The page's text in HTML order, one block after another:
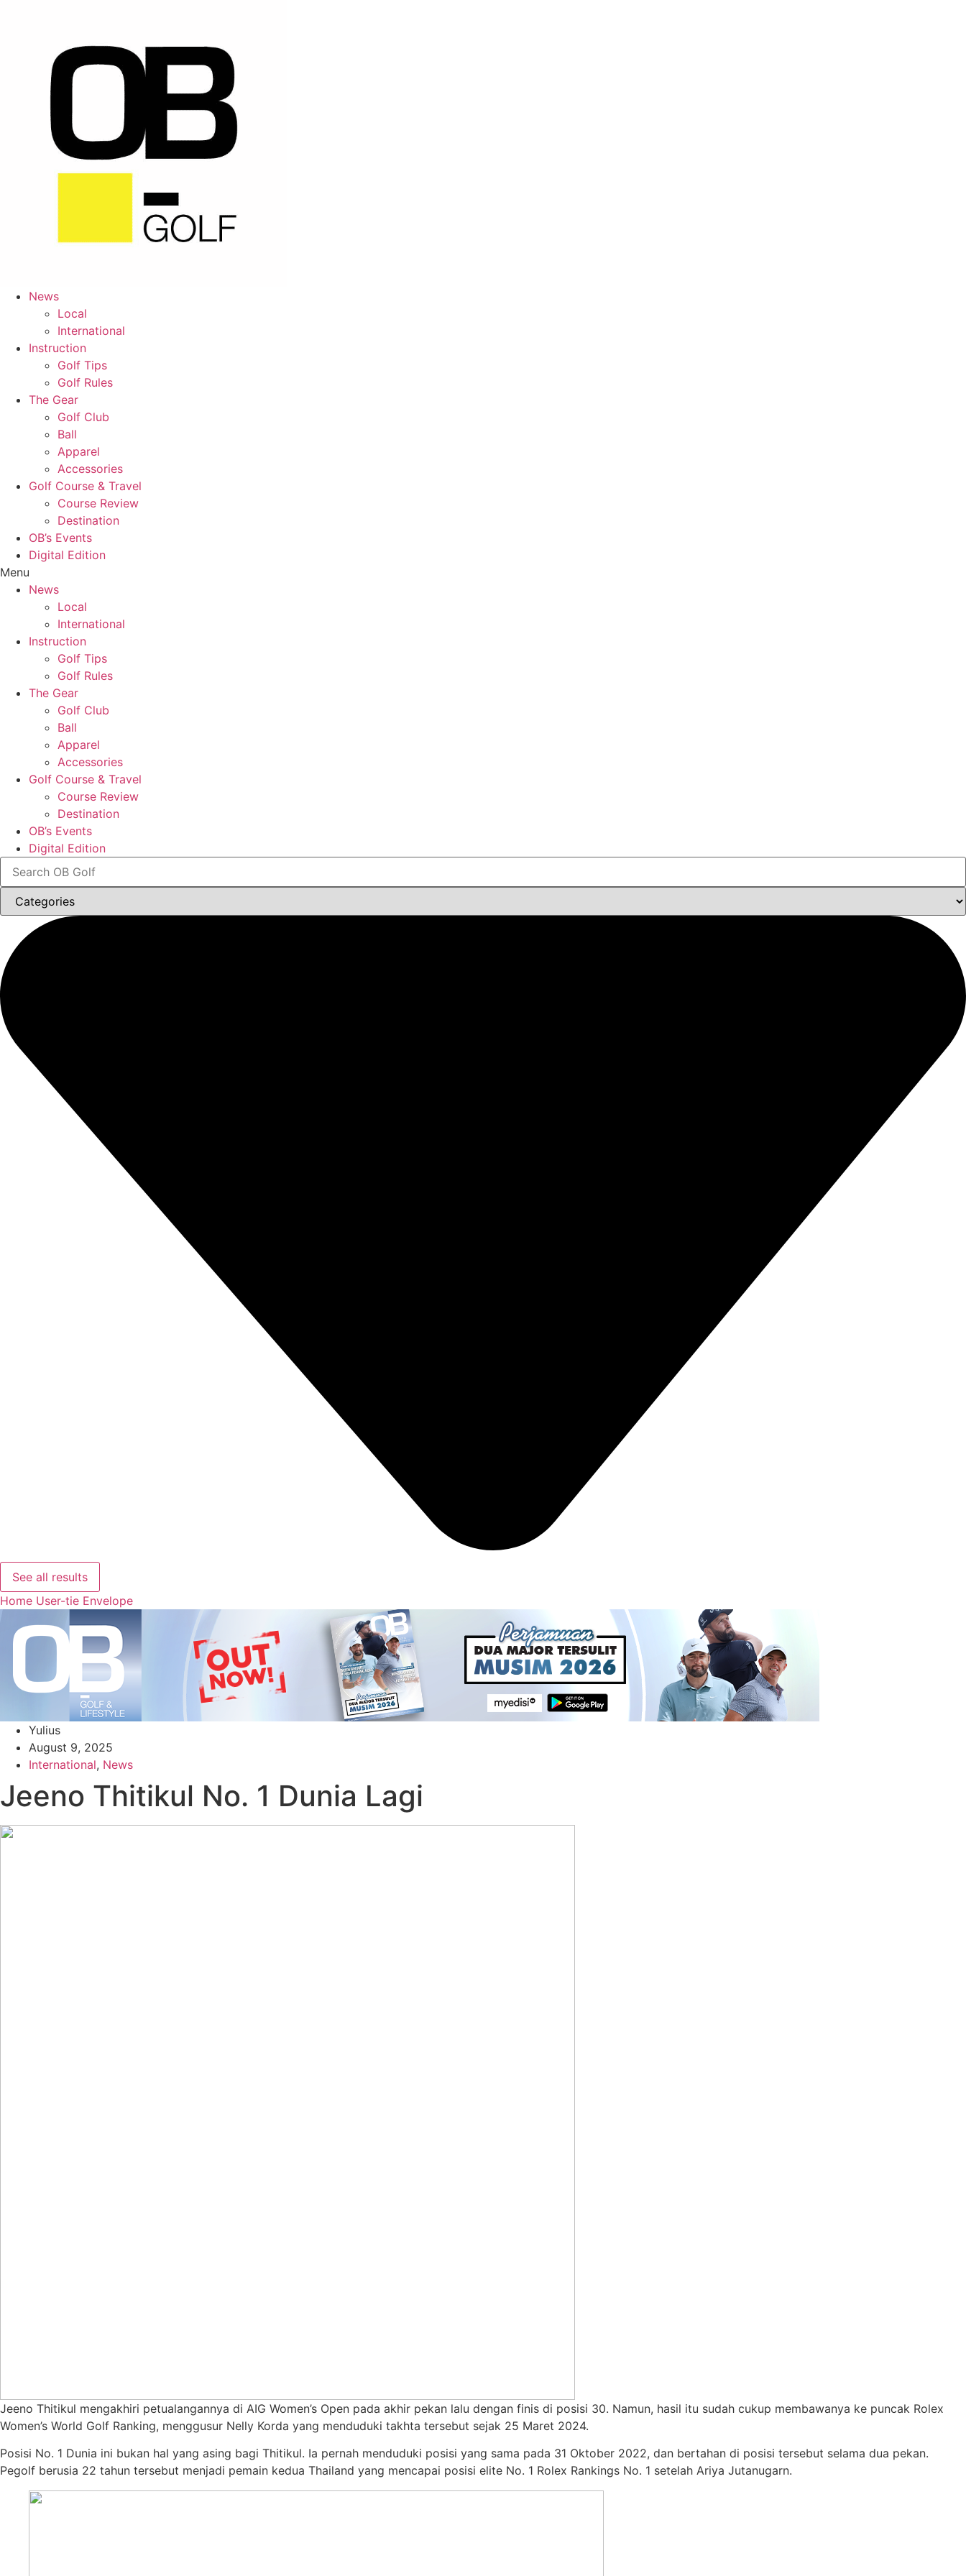
News
Local
International
Instruction
Golf Tips
Golf Rules
The Gear
Golf Club
Ball
Apparel
Accessories
Golf Course & Travel
Course Review
Destination
OB’s Events
Digital Edition
Menu
News
Local
International
Instruction
Golf Tips
Golf Rules
The Gear
Golf Club
Ball
Apparel
Accessories
Golf Course & Travel
Course Review
Destination
OB’s Events
Digital Edition
See all results
Home User-tie Envelope
Yulius
August 9, 2025
International, News
Jeeno Thitikul No. 1 Dunia Lagi
Jeeno Thitikul mengakhiri petualangannya di AIG Women’s Open pada akhir pekan lalu dengan finis di posisi 30. Namun, hasil itu sudah cukup membawanya ke puncak Rolex
Women’s World Golf Ranking, menggusur Nelly Korda yang menduduki takhta tersebut sejak 25 Maret 2024.
Posisi No. 1 Dunia ini bukan hal yang asing bagi Thitikul. Ia pernah menduduki posisi yang sama pada 31 Oktober 2022, dan bertahan di posisi tersebut selama dua pekan.
Pegolf berusia 22 tahun tersebut menjadi pemain kedua Thailand yang mencapai posisi elite No. 1 Rolex Rankings No. 1 setelah Ariya Jutanugarn.